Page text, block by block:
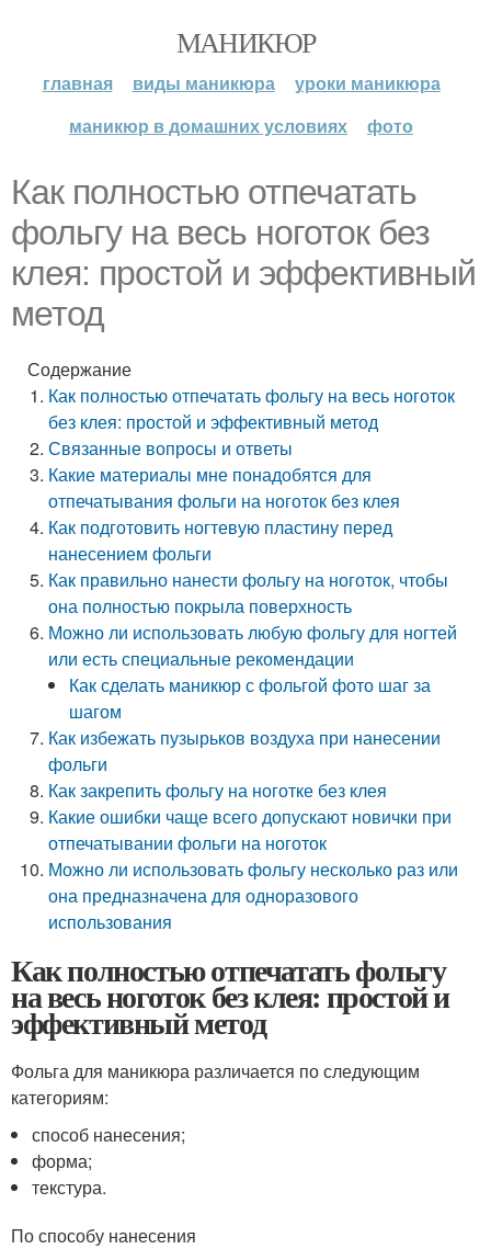
МАНИКЮР
главная виды маникюра
уроки маникюра
маникюр в домашних условиях
фото
Как полностью отпечатать
фольгу на весь ноготок без
клея: простой и эффективный
метод
Содержание
Как полностью отпечатать фольгу на весь ноготок
без клея: простой и эффективный метод
Связанные вопросы и ответы
Какие материалы мне понадобятся для
отпечатывания фольги на ноготок без клея
Как подготовить ногтевую пластину перед
нанесением фольги
Как правильно нанести фольгу на ноготок, чтобы
она полностью покрыла поверхность
Можно ли использовать любую фольгу для ногтей
или есть специальные рекомендации
Как сделать маникюр с фольгой фото шаг за
шагом
Как избежать пузырьков воздуха при нанесении
фольги
Как закрепить фольгу на ноготке без клея
Какие ошибки чаще всего допускают новички при
отпечатывании фольги на ноготок
Можно ли использовать фольгу несколько раз или
она предназначена для одноразового
использования
Как полностью отпечатать фольгу
на весь ноготок без клея: простой и
эффективный метод
Фольга для маникюра различается по следующим
категориям:
способ нанесения;
форма;
текстура.
По способу нанесения